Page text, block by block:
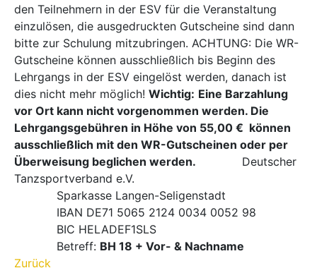
den Teilnehmern in der ESV für die Veranstaltung
einzulösen, die ausgedruckten Gutscheine sind dann
bitte zur Schulung mitzubringen. ACHTUNG: Die WR-
Gutscheine können ausschließlich bis Beginn des
Lehrgangs in der ESV eingelöst werden, danach ist
dies nicht mehr möglich! Wichtig: Eine Barzahlung
vor Ort kann nicht vorgenommen werden. Die
Lehrgangsgebühren in Höhe von 55,00 € können
ausschließlich mit den WR-Gutscheinen oder per
Überweisung beglichen werden. Deutscher
Tanzsportverband e.V.
Sparkasse Langen-Seligenstadt
IBAN DE71 5065 2124 0034 0052 98
BIC HELADEF1SLS
Betreff: BH 18 + Vor- & Nachname
Zurück